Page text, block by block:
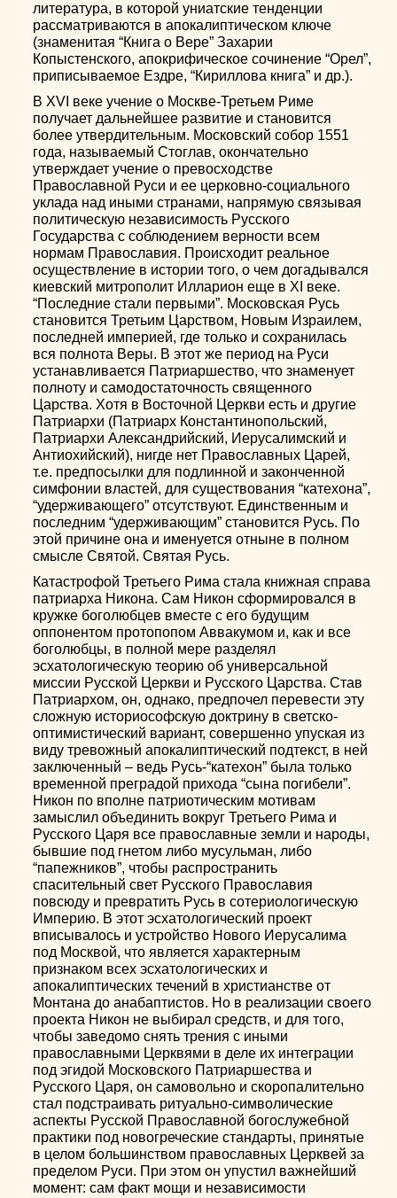
литература, в которой униатские тенденции
рассматриваются в апокалиптическом ключе
(знаменитая “Книга о Вере” Захарии
Копыстенского, апокрифическое сочинение “Орел”,
приписываемое Ездре, “Кириллова книга” и др.).
В XVI веке учение о Москве-Третьем Риме
получает дальнейшее развитие и становится
более утвердительным. Московский собор 1551
года, называемый Стоглав, окончательно
утверждает учение о превосходстве
Православной Руси и ее церковно-социального
уклада над иными странами, напрямую связывая
политическую независимость Русского
Государства с соблюдением верности всем
нормам Православия. Происходит реальное
осуществление в истории того, о чем догадывался
киевский митрополит Илларион еще в XI веке.
“Последние стали первыми”. Московская Русь
становится Третьим Царством, Новым Израилем,
последней империей, где только и сохранилась
вся полнота Веры. В этот же период на Руси
устанавливается Патриаршество, что знаменует
полноту и самодостаточность священного
Царства. Хотя в Восточной Церкви есть и другие
Патриархи (Патриарх Константинопольский,
Патриархи Александрийский, Иерусалимский и
Антиохийский), нигде нет Православных Царей,
т.е. предпосылки для подлинной и законченной
симфонии властей, для существования “катехона”,
“удерживающего” отсутствуют. Единственным и
последним “удерживающим” становится Русь. По
этой причине она и именуется отныне в полном
смысле Святой. Святая Русь.
Катастрофой Третьего Рима стала книжная справа
патриарха Никона. Сам Никон сформировался в
кружке боголюбцев вместе с его будущим
оппонентом протопопом Аввакумом и, как и все
боголюбцы, в полной мере разделял
эсхатологическую теорию об универсальной
миссии Русской Церкви и Русского Царства. Став
Патриархом, он, однако, предпочел перевести эту
сложную историософскую доктрину в светско-
оптимистический вариант, совершенно упуская из
виду тревожный апокалиптический подтекст, в ней
заключенный – ведь Русь-“катехон” была только
временной преградой прихода “сына погибели”.
Никон по вполне патриотическим мотивам
замыслил объединить вокруг Третьего Рима и
Русского Царя все православные земли и народы,
бывшие под гнетом либо мусульман, либо
“папежников”, чтобы распространить
спасительный свет Русского Православия
повсюду и превратить Русь в сотериологическую
Империю. В этот эсхатологический проект
вписывалось и устройство Нового Иерусалима
под Москвой, что является характерным
признаком всех эсхатологических и
апокалиптических течений в христианстве от
Монтана до анабаптистов. Но в реализации своего
проекта Никон не выбирал средств, и для того,
чтобы заведомо снять трения с иными
православными Церквями в деле их интеграции
под эгидой Московского Патриаршества и
Русского Царя, он самовольно и скоропалительно
стал подстраивать ритуально-символические
аспекты Русской Православной богослужебной
практики под новогреческие стандарты, принятые
в целом большинством православных Церквей за
пределом Руси. При этом он упустил важнейший
момент: сам факт мощи и независимости